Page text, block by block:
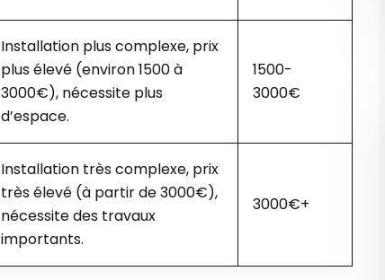
Installation plus complexe, prix
plus élevé (environ 1500 à
3000€), nécessite plus
d’espace.
1500-
3000€
Installation très complexe, prix
très élevé (à partir de 3000€),
nécessite des travaux
importants.
3000€+